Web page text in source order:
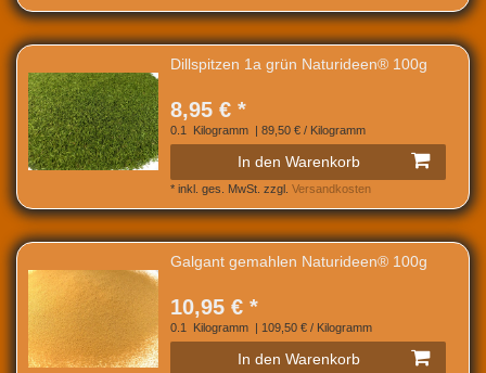
Dillspitzen 1a grün Naturideen® 100g
8,95 € *
0.1 Kilogramm | 89,50 € / Kilogramm
In den Warenkorb
* inkl. ges. MwSt. zzgl. Versandkosten
Galgant gemahlen Naturideen® 100g
10,95 € *
0.1 Kilogramm | 109,50 € / Kilogramm
In den Warenkorb